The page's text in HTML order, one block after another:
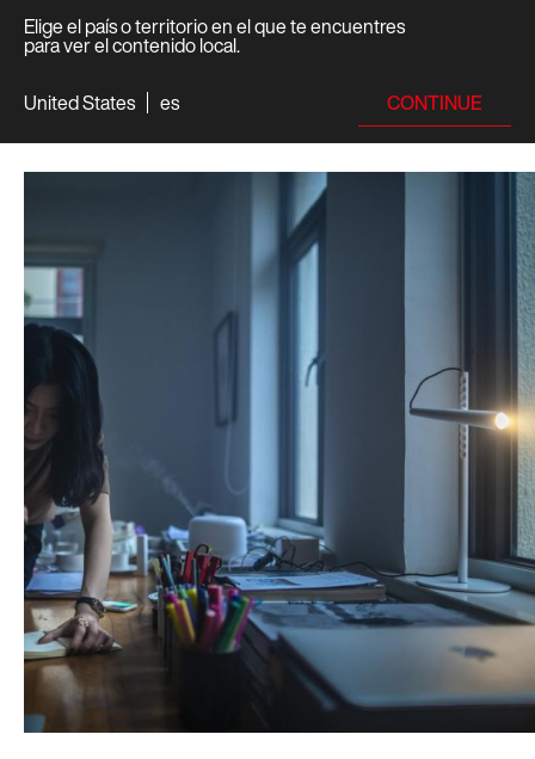
Elige el país o territorio en el que te encuentres
para ver el contenido local.
United States
es CONTINUE